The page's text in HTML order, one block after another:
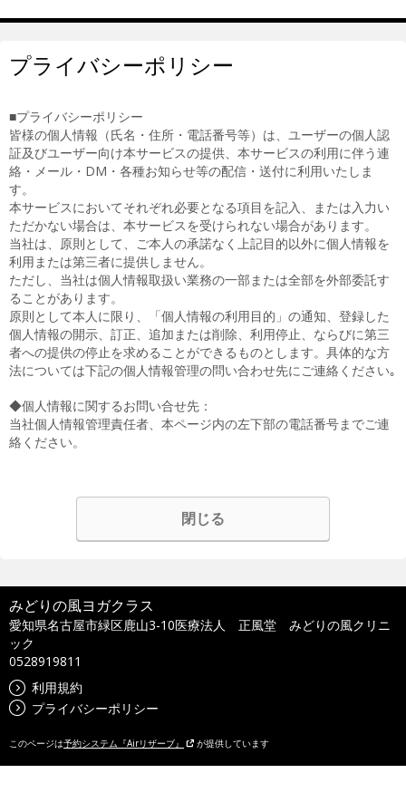
プライバシーポリシー
■プライバシーポリシー
皆様の個人情報（氏名・住所・電話番号等）は、ユーザーの個人認
証及びユーザー向け本サービスの提供、本サービスの利用に伴う連
絡・メール・DM・各種お知らせ等の配信・送付に利用いたしま
す。
本サービスにおいてそれぞれ必要となる項目を記入、または入力い
ただかない場合は、本サービスを受けられない場合があります。
当社は、原則として、ご本人の承諾なく上記目的以外に個人情報を
利用または第三者に提供しません。
ただし、当社は個人情報取扱い業務の一部または全部を外部委託す
ることがあります。
原則として本人に限り、「個人情報の利用目的」の通知、登録した
個人情報の開示、訂正、追加または削除、利用停止、ならびに第三
者への提供の停止を求めることができるものとします。具体的な方
法については下記の個人情報管理の問い合わせ先にご連絡ください｡
◆個人情報に関するお問い合せ先：
当社個人情報管理責任者、本ページ内の左下部の電話番号までご連
絡ください。
閉じる
みどりの風ヨガクラス
愛知県名古屋市緑区鹿山3-10医療法人 正風堂 みどりの風クリニ
ック
0528919811
利用規約
プライバシーポリシー
このページは予約システム『Airリザーブ』 が提供しています